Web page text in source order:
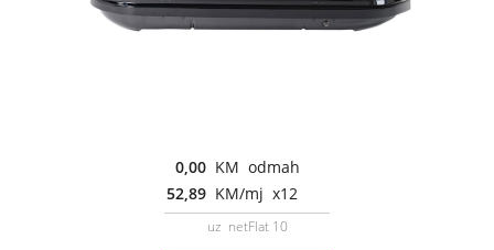
0,00 KM odmah
52,89 KM/mj x12
uz netFlat 10